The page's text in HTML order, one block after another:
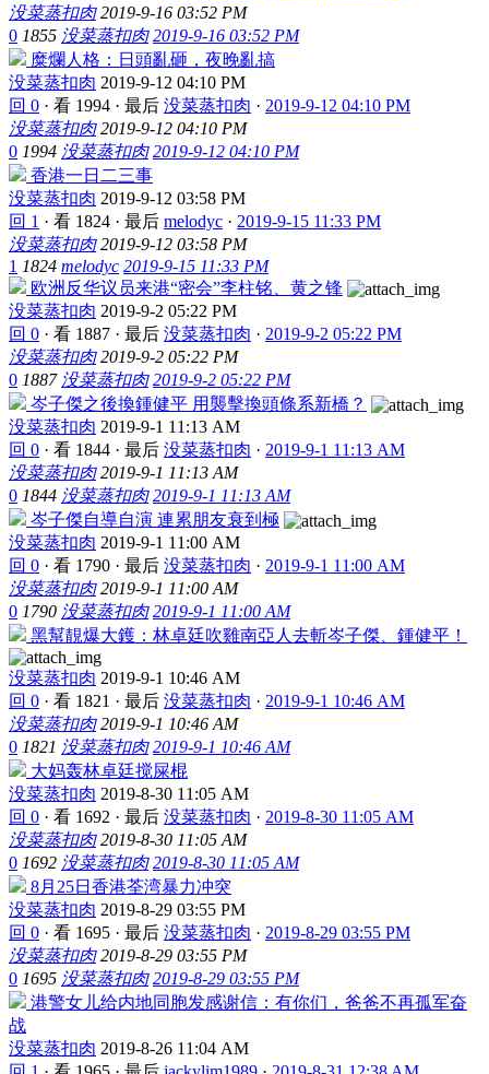
没菜蒸扣肉 2019-9-16 03:52 PM
0 1855 没菜蒸扣肉 2019-9-16 03:52 PM
糜爛人格：日頭亂砸，夜晚亂搞
没菜蒸扣肉 2019-9-12 04:10 PM
回 0 · 看 1994 · 最后 没菜蒸扣肉 · 2019-9-12 04:10 PM
没菜蒸扣肉 2019-9-12 04:10 PM
0 1994 没菜蒸扣肉 2019-9-12 04:10 PM
香港一日二三事
没菜蒸扣肉 2019-9-12 03:58 PM
回 1 · 看 1824 · 最后 melodyc · 2019-9-15 11:33 PM
没菜蒸扣肉 2019-9-12 03:58 PM
1 1824 melodyc 2019-9-15 11:33 PM
欧洲反华议员来港“密会”李柱铭、黄之锋
没菜蒸扣肉 2019-9-2 05:22 PM
回 0 · 看 1887 · 最后 没菜蒸扣肉 · 2019-9-2 05:22 PM
没菜蒸扣肉 2019-9-2 05:22 PM
0 1887 没菜蒸扣肉 2019-9-2 05:22 PM
岑子傑之後換鍾健平 用襲擊換頭條系新橋？
没菜蒸扣肉 2019-9-1 11:13 AM
回 0 · 看 1844 · 最后 没菜蒸扣肉 · 2019-9-1 11:13 AM
没菜蒸扣肉 2019-9-1 11:13 AM
0 1844 没菜蒸扣肉 2019-9-1 11:13 AM
岑子傑自導自演 連累朋友衰到極
没菜蒸扣肉 2019-9-1 11:00 AM
回 0 · 看 1790 · 最后 没菜蒸扣肉 · 2019-9-1 11:00 AM
没菜蒸扣肉 2019-9-1 11:00 AM
0 1790 没菜蒸扣肉 2019-9-1 11:00 AM
黑幫靚爆大鑊：林卓廷吹雞南亞人去斬岑子傑、鍾健平！
没菜蒸扣肉 2019-9-1 10:46 AM
回 0 · 看 1821 · 最后 没菜蒸扣肉 · 2019-9-1 10:46 AM
没菜蒸扣肉 2019-9-1 10:46 AM
0 1821 没菜蒸扣肉 2019-9-1 10:46 AM
大妈轰林卓廷搅屎棍
没菜蒸扣肉 2019-8-30 11:05 AM
回 0 · 看 1692 · 最后 没菜蒸扣肉 · 2019-8-30 11:05 AM
没菜蒸扣肉 2019-8-30 11:05 AM
0 1692 没菜蒸扣肉 2019-8-30 11:05 AM
8月25日香港荃湾暴力冲突
没菜蒸扣肉 2019-8-29 03:55 PM
回 0 · 看 1695 · 最后 没菜蒸扣肉 · 2019-8-29 03:55 PM
没菜蒸扣肉 2019-8-29 03:55 PM
0 1695 没菜蒸扣肉 2019-8-29 03:55 PM
港警女儿给内地同胞发感谢信：有你们，爸爸不再孤军奋
战
没菜蒸扣肉 2019-8-26 11:04 AM